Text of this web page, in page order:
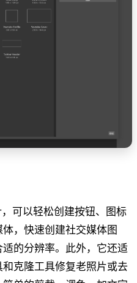
可以轻松创建按钮、图标
，快速创建社交媒体图
的分辨率。此外，它还适
克隆工具修复老照片或去